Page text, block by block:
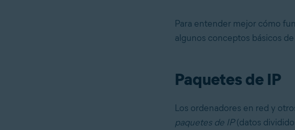
Para entender mejor cómo
algunos conceptos básicos
Paquetes de IP
Los ordenadores en red y
paquetes de IP(datos